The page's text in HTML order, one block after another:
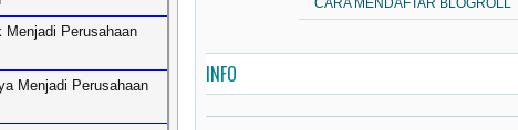
Menjadi Perusahaan
Menjadi Perusahaan
CARA MENDAFTAR BLOGROLL
INFO